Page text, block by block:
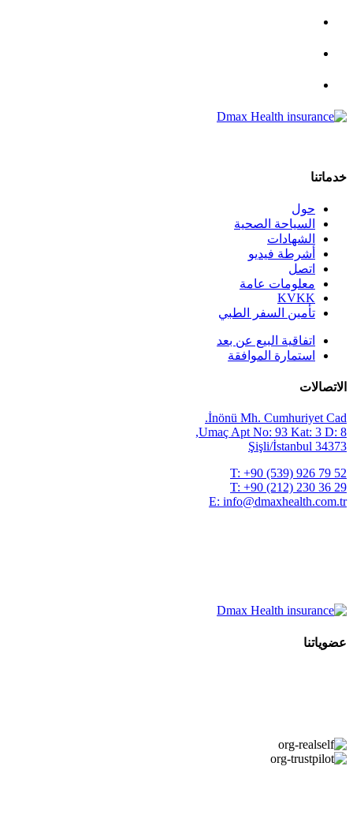
خدماتنا
حول
السياحة الصحية
الشهادات
أشرطة فيديو
اتصل
معلومات عامة
KVKK
تأمين السفر الطبي
اتفاقية البيع عن بعد
استمارة الموافقة
الاتصالات
İnönü Mh. Cumhuriyet Cad.
Umaç Apt No: 93 Kat: 3 D: 8,
34373 Şişli/İstanbul
T: +90 (539) 926 79 52
T: +90 (212) 230 36 29
E: info@dmaxhealth.com.tr
عضوياتنا